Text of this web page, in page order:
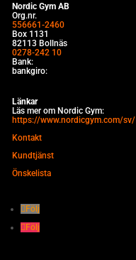
Nordic Gym AB
Org.nr.
556661-2460
Box 1131
82113 Bollnäs
0278-242 10
Bank:
bankgiro:
Länkar
Läs mer om Nordic Gym:
https://www.nordicgym.com/sv/
Kontakt
Kundtjänst
Önskelista
Följ
Följ